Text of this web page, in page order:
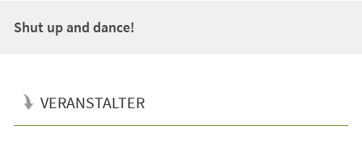
Shut up and dance!
VERANSTALTER